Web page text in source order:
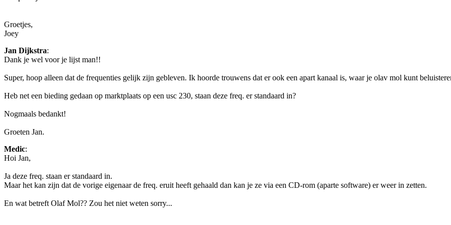
Groetjes,
Joey
Jan Dijkstra:
Dank je wel voor je lijst man!!
Super, hoop alleen dat de frequenties gelijk zijn gebleven. Ik hoorde trouwens dat er ook een apart kanaal is, waar je olav mol kunt
Heb net een bieding gedaan op marktplaats op een usc 230, staan deze freq. er standaard in?
Nogmaals bedankt!
Groeten Jan.
Medic:
Hoi Jan,
Ja deze freq. staan er standaard in.
Maar het kan zijn dat de vorige eigenaar de freq. eruit heeft gehaald dan kan je ze via een CD-rom (aparte software) er weer in zetten.
En wat betreft Olaf Mol?? Zou het niet weten sorry...